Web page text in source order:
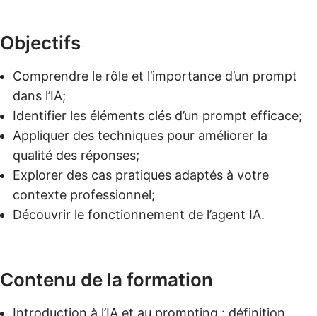
Objectifs
Comprendre le rôle et l’importance d’un prompt
dans l’IA;
Identifier les éléments clés d’un prompt efficace;
Appliquer des techniques pour améliorer la
qualité des réponses;
Explorer des cas pratiques adaptés à votre
contexte professionnel;
Découvrir le fonctionnement de l’agent IA.
Contenu de la formation
Introduction à l’IA et au prompting : définition,